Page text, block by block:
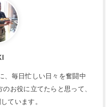
、毎日忙しい日々を奮闘中
お役に立てたらと思って、
ています。